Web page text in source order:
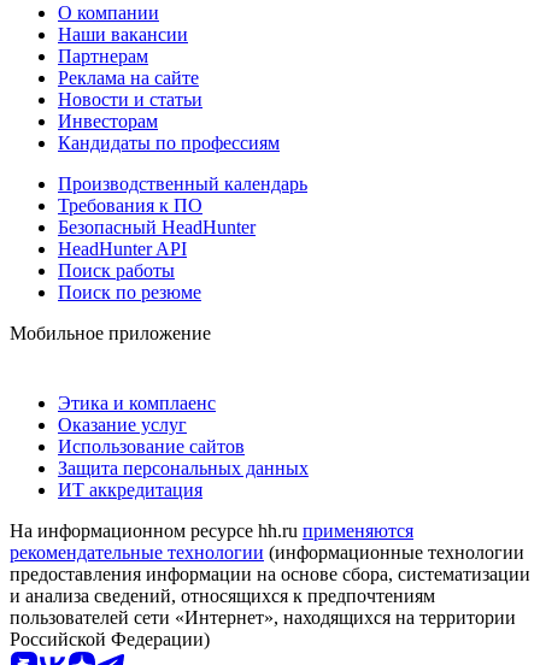
О компании
Наши вакансии
Партнерам
Реклама на сайте
Новости и статьи
Инвесторам
Кандидаты по профессиям
Производственный календарь
Требования к ПО
Безопасный HeadHunter
HeadHunter API
Поиск работы
Поиск по резюме
Мобильное приложение
Этика и комплаенс
Оказание услуг
Использование сайтов
Защита персональных данных
ИТ аккредитация
На информационном ресурсе hh.ru применяются
рекомендательные технологии (информационные технологии
предоставления информации на основе сбора, систематизации
и анализа сведений, относящихся к предпочтениям
пользователей сети «Интернет», находящихся на территории
Российской Федерации)